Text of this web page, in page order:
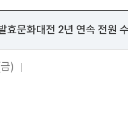
문화대전 2년 연속 전원
)